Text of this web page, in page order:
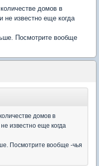
домов в
не известно еще когда
Посмотрите вообще
домов в
известно еще когда
Посмотрите вообще -чья